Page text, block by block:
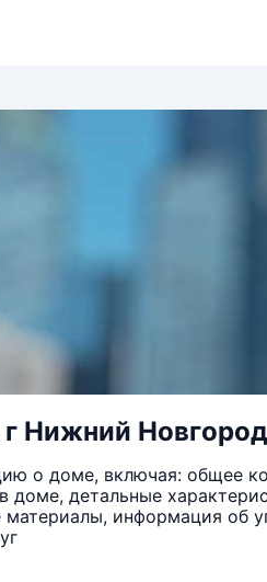
Нижний
о доме, включая: общее
детальные
материалы, информация об